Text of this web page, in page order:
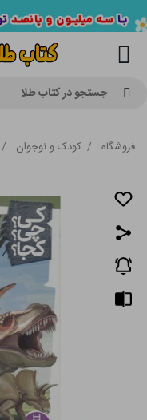
جستجو در کتاب طلا
فروشگاه / کودک و نوجوان /